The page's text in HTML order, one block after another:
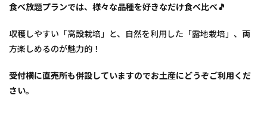
食べ放題プランでは、様々な品種を好きなだけ食べ比べ🎵
収穫しやすい「高設栽培」と、自然を利用した「露地栽培」、両
方楽しめるのが魅力的！
受付横に直売所も併設していますのでお土産にどうぞご利用くだ
さい。